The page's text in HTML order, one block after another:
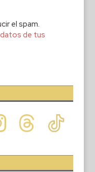
el spam.
de tus